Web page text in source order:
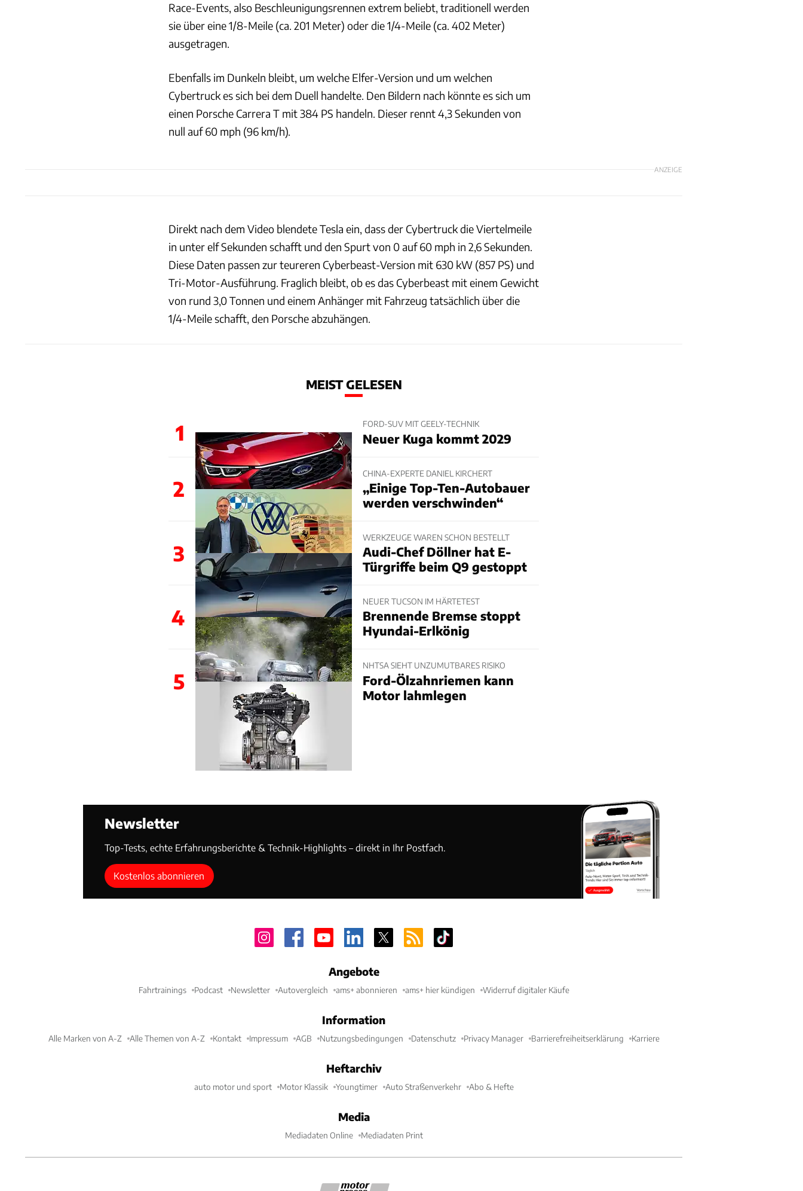
Race-Events, also Beschleunigungsrennen extrem beliebt, traditionell werden
sie über eine 1/8-Meile (ca. 201 Meter) oder die 1/4-Meile (ca. 402 Meter)
ausgetragen.
Ebenfalls im Dunkeln bleibt, um welche Elfer-Version und um welchen
Cybertruck es sich bei dem Duell handelte. Den Bildern nach könnte es sich um
einen Porsche Carrera T mit 384 PS handeln. Dieser rennt 4,3 Sekunden von
null auf 60 mph (96 km/h).
ANZEIGE
Direkt nach dem Video blendete Tesla ein, dass der Cybertruck die Viertelmeile
in unter elf Sekunden schafft und den Spurt von 0 auf 60 mph in 2,6 Sekunden.
Diese Daten passen zur teureren Cyberbeast-Version mit 630 kW (857 PS) und
Tri-Motor-Ausführung. Fraglich bleibt, ob es das Cyberbeast mit einem Gewicht
von rund 3,0 Tonnen und einem Anhänger mit Fahrzeug tatsächlich über die
1/4-Meile schafft, den Porsche abzuhängen.
MEIST GELESEN
1 FORD-SUV MIT GEELY-TECHNIK
Neuer Kuga kommt 2029
2
CHINA-EXPERTE DANIEL KIRCHERT
„Einige Top-Ten-Autobauer
werden verschwinden“
3
WERKZEUGE WAREN SCHON BESTELLT
Audi-Chef Döllner hat E-
Türgriffe beim Q9 gestoppt
4
NEUER TUCSON IM HÄRTETEST
Brennende Bremse stoppt
Hyundai-Erlkönig
5
NHTSA SIEHT UNZUMUTBARES RISIKO
Ford-Ölzahnriemen kann
Motor lahmlegen
Newsletter
Top-Tests, echte Erfahrungsberichte & Technik-Highlights – direkt in Ihr Postfach.
Kostenlos abonnieren
Angebote
Fahrtrainings Podcast Newsletter Autovergleich ams+ abonnieren ams+ hier kündigen Widerruf digitaler Käufe
Information
Alle Marken von A-Z Alle Themen von A-Z Kontakt Impressum AGB Nutzungsbedingungen Datenschutz Privacy Manager Barrierefreiheitserklärung Karriere
Heftarchiv
auto motor und sport Motor Klassik Youngtimer Auto Straßenverkehr Abo & Hefte
Media
Mediadaten Online Mediadaten Print